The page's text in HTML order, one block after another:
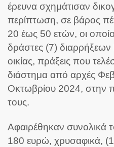
έρευνα σχημάτισαν
περίπτωση, σε βάρος
20 έως 50 ετών, οι
δράστες (7) διαρρήξεων
οικίας, πράξεις που
διάστημα από αρχές
Οκτωβρίου 2024, στην
τους.
Αφαιρέθηκαν συνολικά
180 ευρώ, χρυσαφικά,